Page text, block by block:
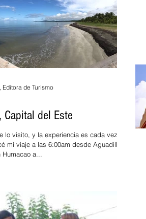
Capital del Este
lo visito, y la experiencia es cada vez
a...
Editora de Turismo